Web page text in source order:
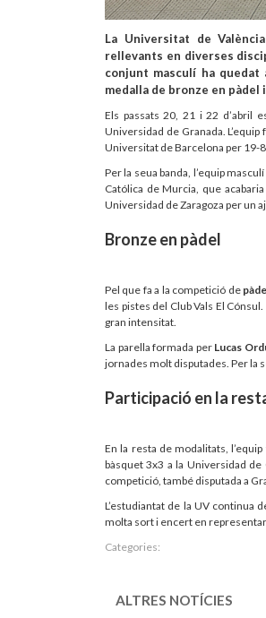
La Universitat de
rellevants en diverses
conjunt masculí ha
medalla de bronze en
Els passats 20, 21 i 22 d’abril
Universidad de Granada.
Universitat de Barcelona per 19-8.
Per la seua banda, l’equip
Católica de Murcia, que
Universidad de Zaragoza per un
Bronze en pàdel
Pel que fa a la competició de
les pistes del Club Vals El
gran intensitat.
La parella formada per Lucas
jornades molt disputades. Per la
Participació en la
En la resta de modalitats,
bàsquet 3x3 a la Universidad de
competició, també disputada a
L’estudiantat de la UV
molta sort i encert en
Categories:
ALTRES NOTÍCIES